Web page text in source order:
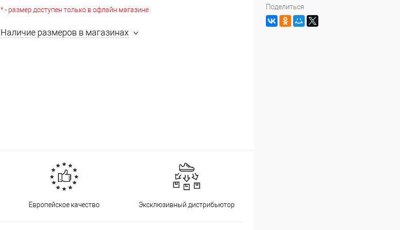
* - размер доступен только в офлайн магазине
Наличие размеров в магазинах
Европейское качество Эксклюзивный дистрибьютор
Поделиться